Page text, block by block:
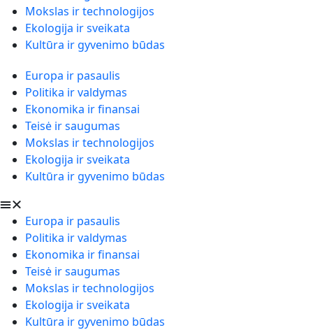
Mokslas ir technologijos
Ekologija ir sveikata
Kultūra ir gyvenimo būdas
Europa ir pasaulis
Politika ir valdymas
Ekonomika ir finansai
Teisė ir saugumas
Mokslas ir technologijos
Ekologija ir sveikata
Kultūra ir gyvenimo būdas
Europa ir pasaulis
Politika ir valdymas
Ekonomika ir finansai
Teisė ir saugumas
Mokslas ir technologijos
Ekologija ir sveikata
Kultūra ir gyvenimo būdas